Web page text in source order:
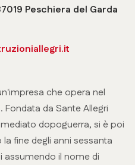
Peschiera del Garda
che opera nel
da Sante Allegri
dopoguerra, si è poi
fine degli anni sessanta
assumendo il nome di